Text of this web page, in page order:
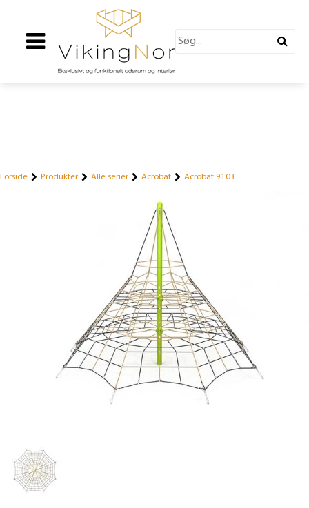
Forside Produkter Alle serier Acrobat Acrobat 9103